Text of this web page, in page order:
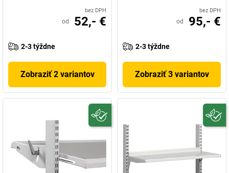
bez DPH
od 52,- €
2-3 týždne
Zobraziť 2 variantov
bez DPH
od 95,- €
2-3 týždne
Zobraziť 3 variantov